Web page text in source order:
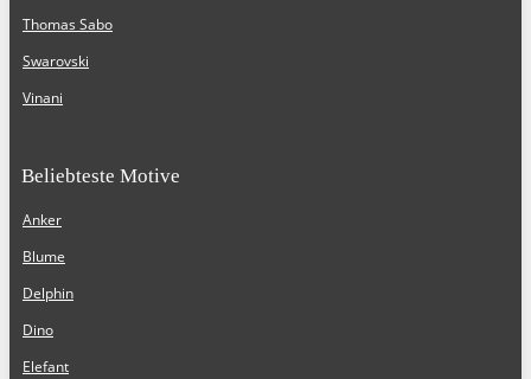
Thomas Sabo
Swarovski
Vinani
Beliebteste Motive
Anker
Blume
Delphin
Dino
Elefant